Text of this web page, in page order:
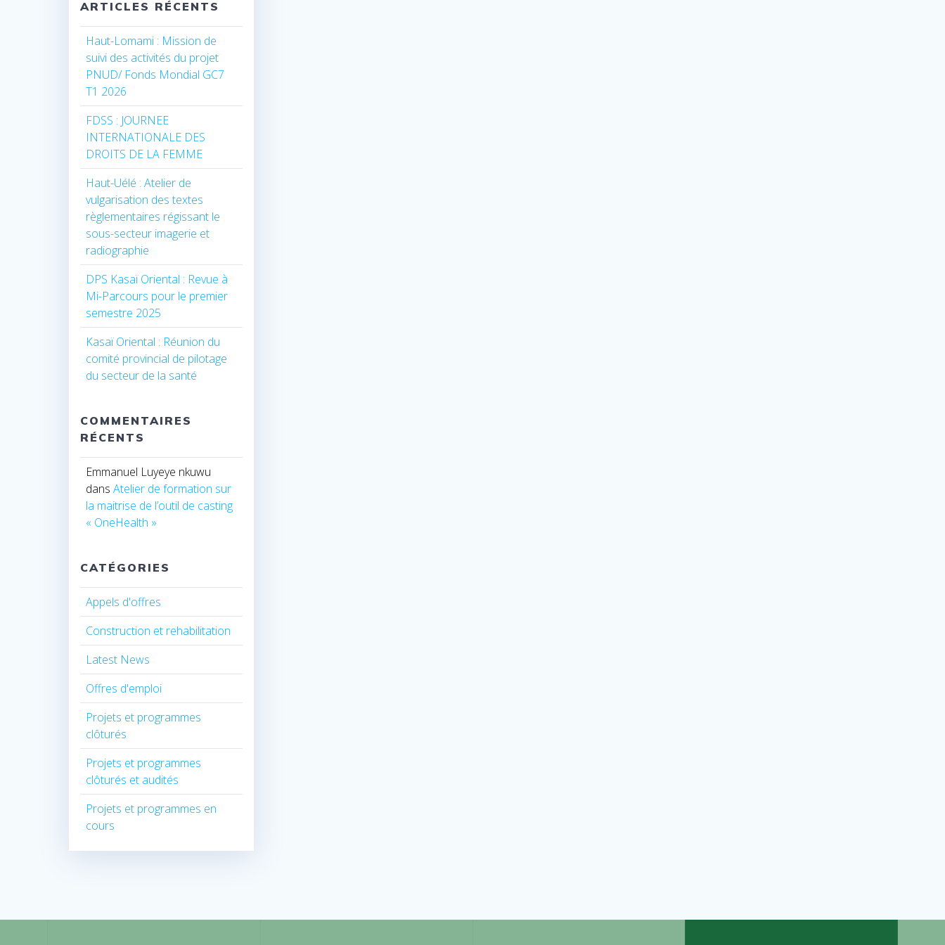
ARTICLES RÉCENTS
Haut-Lomami : Mission de
suivi des activités du projet
PNUD/ Fonds Mondial GC7
T1 2026
FDSS : JOURNEE
INTERNATIONALE DES
DROITS DE LA FEMME
Haut-Uélé : Atelier de
vulgarisation des textes
règlementaires régissant le
sous-secteur imagerie et
radiographie
DPS Kasaï Oriental : Revue à
Mi-Parcours pour le premier
semestre 2025
Kasaï Oriental : Réunion du
comité provincial de pilotage
du secteur de la santé
COMMENTAIRES
RÉCENTS
Emmanuel Luyeye nkuwu
dansAtelier de formation sur
la maitrise de l’outil de casting
« OneHealth »
CATÉGORIES
Appels d'offres
Construction et rehabilitation
Latest News
Offres d'emploi
Projets et programmes
clôturés
Projets et programmes
clôturés et audités
Projets et programmes en
cours